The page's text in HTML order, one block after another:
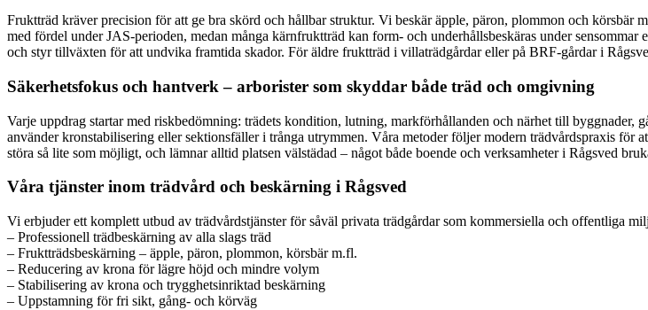
Fruktträd kräver precision för att ge bra skörd och hållbar struktur. Vi beskär äpple, päron, plommon och körsbär
med fördel under JAS-perioden, medan många kärnfruktträd kan form- och underhållsbeskäras under
och styr tillväxten för att undvika framtida skador. För äldre fruktträd i villaträdgårdar eller på BRF-gårdar i
Säkerhetsfokus och hantverk – arborister som skyddar både träd och omgivning
Varje uppdrag startar med riskbedömning: trädets kondition, lutning, markförhållanden och närhet till
använder kronstabilisering eller sektionsfäller i trånga utrymmen. Våra metoder följer modern trädvårdspraxis
störa så lite som möjligt, och lämnar alltid platsen välstädad – något både boende och verksamheter i Rågsved
Våra tjänster inom trädvård och beskärning i Rågsved
Vi erbjuder ett komplett utbud av trädvårdstjänster för såväl privata trädgårdar som kommersiella och offentliga
– Professionell trädbeskärning av alla slags träd
– Fruktträdsbeskärning – äpple, päron, plommon, körsbär m.fl.
– Reducering av krona för lägre höjd och mindre volym
– Stabilisering av krona och trygghetsinriktad beskärning
– Uppstamning för fri sikt, gång- och körväg